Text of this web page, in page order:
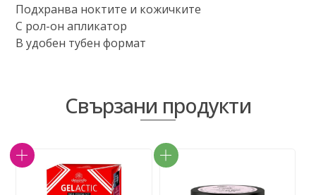
Подхранва ноктите и кожичките
С рол-он апликатор
В удобен тубен формат
Свързани продукти